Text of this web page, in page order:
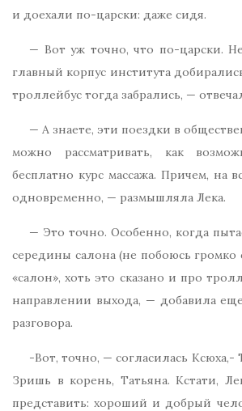
и доехали по-царски: даже сидя.
— Вот уж точно, что по-царски.
главный корпус института
троллейбус тогда забрались, —
— А знаете, эти поездки в
можно рассматривать, как
бесплатно курс массажа. Причем, на
одновременно, — размышляла Лека.
— Это точно. Особенно, когда
середины салона (не побоюсь громко
«салон», хоть это сказано и про
направлении выхода, — добавила
разговора.
-Вот, точно, — согласилась Ксюха,-
Зришь в корень, Татьяна. Кстати,
представить: хороший и добрый